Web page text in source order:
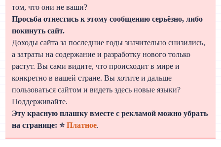
том, что они не ваши?
Просьба отнестись к этому сообщению серьёзно, либо
покинуть сайт.
Доходы сайта за последние годы значительно снизились,
а затраты на содержание и разработку нового только
растут. Вы сами видите, что происходит в мире и
конкретно в вашей стране. Вы хотите и дальше
пользоваться сайтом и видеть здесь новые языки?
Поддерживайте.
Эту красную плашку вместе с рекламой можно убрать
на странице: ⭐Платное.